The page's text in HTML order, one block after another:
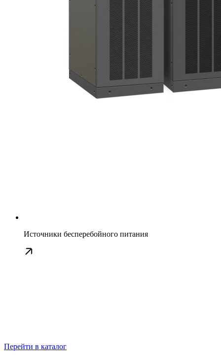
Источники бесперебойного питания
Перейти в каталог